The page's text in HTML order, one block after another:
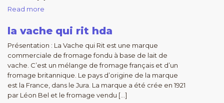
Read more
la vache qui rit hda
Présentation : La Vache qui Rit est une marque
commerciale de fromage fondu à base de lait de
vache. C’est un mélange de fromage français et d’un
fromage britannique. Le pays d’origine de la marque
est la France, dans le Jura. La marque a été crée en 1921
par Léon Bel et le fromage vendu […]